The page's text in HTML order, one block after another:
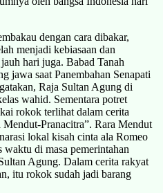
dengan cara dibakar,
menjadi kebiasaan dan
hari juga. Babad Tanah
jawa saat Panembahan Senapati
Raja Sultan Agung di
wahid. Sementara potret
rokok terlihat dalam cerita
Pranacitra”. Rara Mendut
lokal kisah cinta ala Romeo
di masa pemerintahan
Agung. Dalam cerita rakyat
itu rokok sudah jadi barang